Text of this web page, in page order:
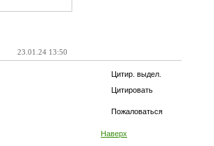
23.01.24 13:50
Цитир. выдел.
Цитировать
Пожаловаться
Наверх